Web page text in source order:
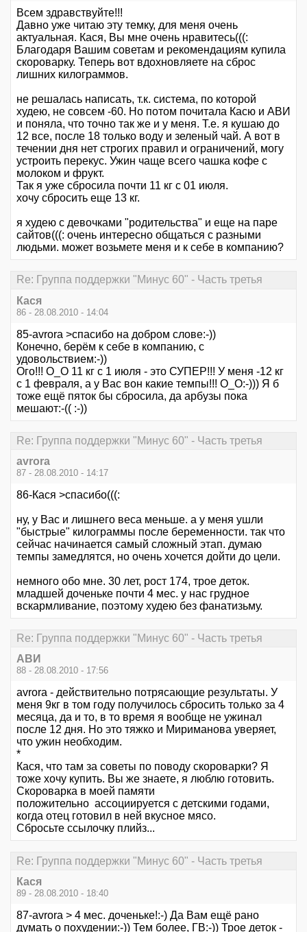
Всем здравствуйте!!!
Давно уже читаю эту темку, для меня очень
актуальная. Кася, Вы мне очень нравитесь(((:
Благодаря Вашим советам и рекомендациям купила
скороварку. Теперь вот вдохновляете на сброс
лишних килограммов.
не решалась написать, т.к. система, по которой
худею, не совсем -60. Но потом почитала Касю и АВИ
и поняла, что точно так же и у меня. Т.е. я кушаю до
12 все, после 18 только воду и зеленый чай. А вот в
течении дня нет строгих правил и ограничений, могу
устроить перекус. Ужин чаще всего чашка кофе с
молоком и фрукт.
Так я уже сбросила почти 11 кг с 01 июля.
хочу сбросить еще 13 кг.
я худею с девочками "родительства" и еще на паре
сайтов(((: очень интересно общаться с разными
людьми. может возьмете меня и к себе в компанию?
Re: Группа поддержки "Минус 60" - Часть третья
Кася
86 - 28.08.2010 - 14:04
85-avrora >спасибо на добром слове:-))
Конечно, берём к себе в компанию, с
удовольствием:-))
Ого!!! О_О 11 кг с 1 июля - это СУПЕР!!! У меня -12 кг
с 1 февраля, а у Вас вон какие темпы!!! О_О:-))) Я б
тоже ещё пяток бы сбросила, да арбузы пока
мешают:-(( :-))
Re: Группа поддержки "Минус 60" - Часть третья
avrora
87 - 28.08.2010 - 14:17
86-Кася >спасибо(((:
ну, у Вас и лишнего веса меньше. а у меня ушли
"быстрые" килограммы после беременности. так что
сейчас начинается самый сложный этап. думаю
темпы замедлятся, но очень хочется дойти до цели.
немного обо мне. 30 лет, рост 174, трое деток.
младшей доченьке почти 4 мес. у нас грудное
вскармливание, поэтому худею без фанатизьму.
Re: Группа поддержки "Минус 60" - Часть третья
АВИ
88 - 28.08.2010 - 17:56
avrora - действительно потрясающие результаты. У
меня 9кг в том году получилось сбросить только за 4
месяца, да и то, в то время я вообще не ужинал
после 12 дня. Но это тяжко и Мириманова уверяет,
что ужин необходим.
*
Кася, что там за советы по поводу скороварки? Я
тоже хочу купить. Вы же знаете, я люблю готовить.
Скороварка в моей памяти
положительно ассоциируется с детскими годами,
когда отец готовил в ней вкусное мясо.
Сбросьте ссылочку плийз...
Re: Группа поддержки "Минус 60" - Часть третья
Кася
89 - 28.08.2010 - 18:40
87-avrora > 4 мес. доченьке!:-) Да Вам ещё рано
думать о похудении:-)) Тем более, ГВ:-)) Трое деток -